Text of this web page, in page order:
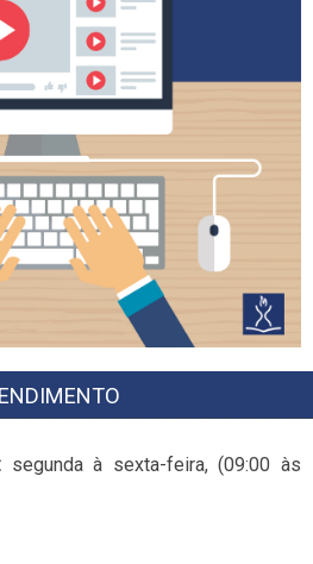
segunda à sexta-feira, (09:00 às